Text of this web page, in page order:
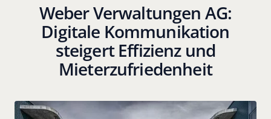
Weber Verwaltungen AG:
Digitale Kommunikation
steigert Effizienz und
Mieterzufriedenheit